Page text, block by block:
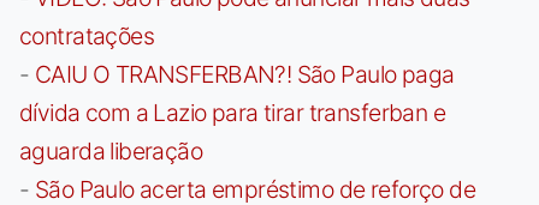
contratações
- CAIU O TRANSFERBAN?! São Paulo paga
dívida com a Lazio para tirar transferban e
aguarda liberação
- São Paulo acerta empréstimo de reforço de